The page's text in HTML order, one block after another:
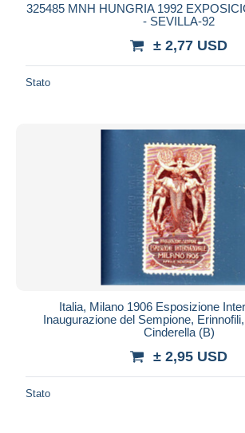
325485 MNH HUNGRIA 1992
- SEVILLA-92
± 2,77 USD
Stato
Italia, Milano 1906 Esposizione
Inaugurazione del Sempione,
Cinderella (B)
± 2,95 USD
Stato